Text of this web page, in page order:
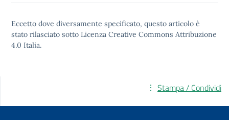
Eccetto dove diversamente specificato, questo articolo è
stato rilasciato sotto Licenza Creative Commons Attribuzione
4.0 Italia.
Stampa / Condividi